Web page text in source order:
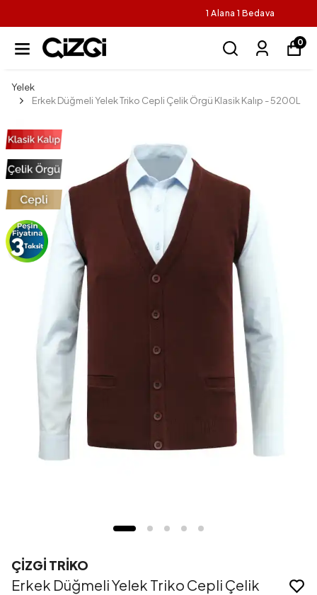
0
Yelek
Erkek Düğmeli Yelek Triko Cepli Çelik Örgü Klasik Kalıp - 5200L
ÇİZGİ TRİKO
Erkek Düğmeli Yelek Triko Cepli Çelik